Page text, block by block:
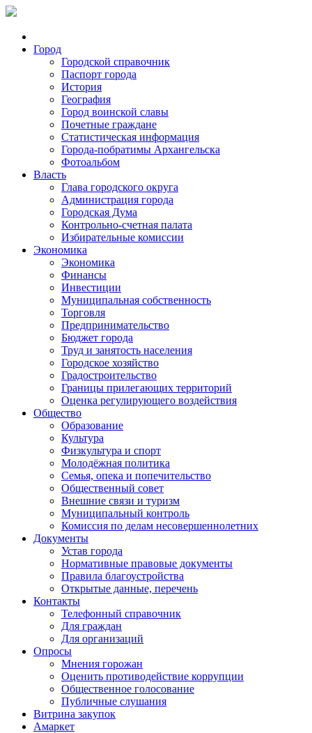
Город
Городской справочник
Паспорт города
История
География
Город воинской славы
Почетные граждане
Статистическая информация
Города-побратимы Архангельска
Фотоальбом
Власть
Глава городского округа
Администрация города
Городская Дума
Контрольно-счетная палата
Избирательные комиссии
Экономика
Экономика
Финансы
Инвестиции
Муниципальная собственность
Торговля
Предпринимательство
Бюджет города
Труд и занятость населения
Городское хозяйство
Градостроительство
Границы прилегающих территорий
Оценка регулирующего воздействия
Общество
Образование
Культура
Физкультура и спорт
Молодёжная политика
Семья, опека и попечительство
Общественный совет
Внешние связи и туризм
Муниципальный контроль
Комиссия по делам несовершеннолетних
Документы
Устав города
Нормативные правовые документы
Правила благоустройства
Открытые данные, перечень
Контакты
Телефонный справочник
Для граждан
Для организаций
Опросы
Мнения горожан
Оценить противодействие коррупции
Общественное голосование
Публичные слушания
Витрина закупок
Амаркет